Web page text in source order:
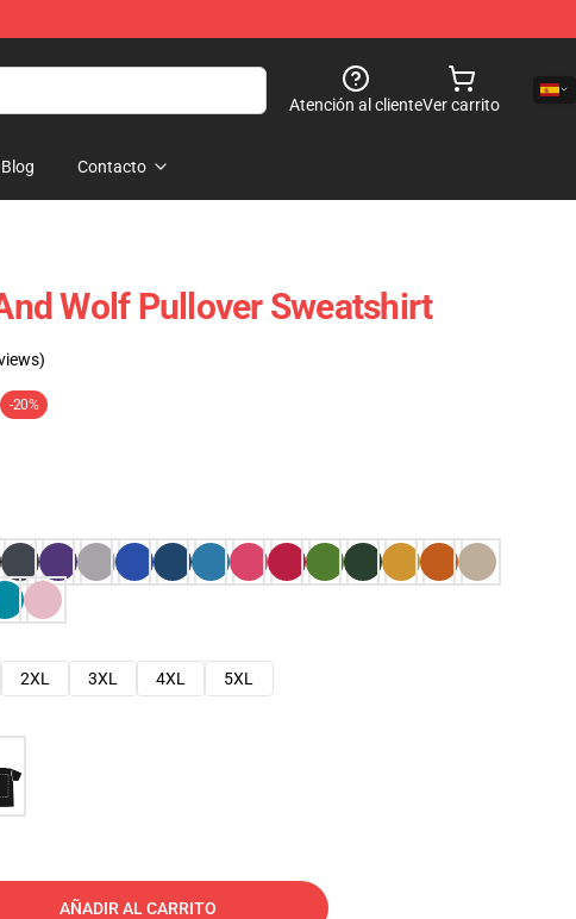
Atención al clienteVer carrito
Blog Contacto
Wolf Pullover Sweatshirt
-20%
2XL 3XL 4XL
5XL
AÑADIR AL CARRITO